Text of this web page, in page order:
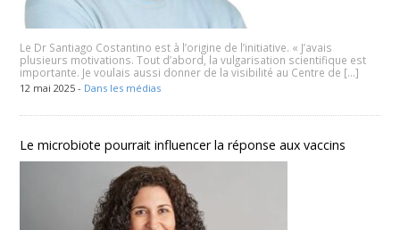
Le Dr Santiago Costantino est à l’origine de l’initiative. « J’avais
plusieurs motivations. Tout d’abord, la vulgarisation scientifique est
importante. Je voulais aussi donner de la visibilité au Centre de […]
12 mai 2025 - Dans les médias
Le microbiote pourrait influencer la réponse aux vaccins